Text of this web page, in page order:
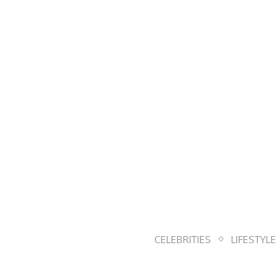
CELEBRITIES LIFESTYLE